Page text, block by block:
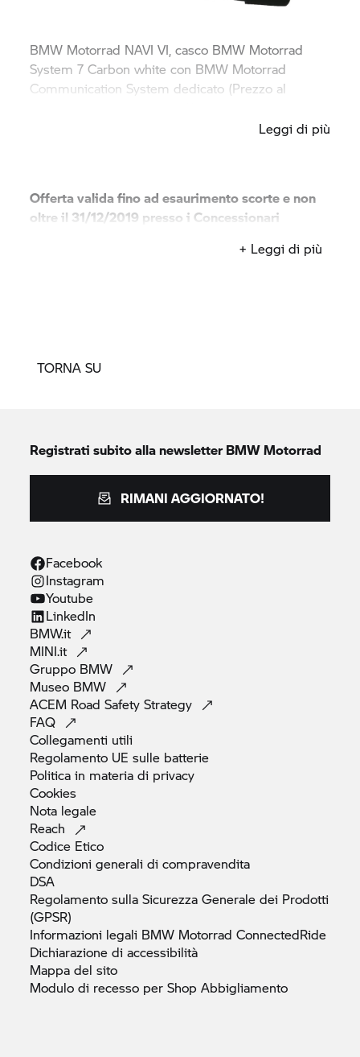
BMW Motorrad NAVI VI, casco BMW Motorrad
System 7 Carbon white con BMW Motorrad
Communication System dedicato (Prezzo al
Leggi di più
Offerta valida fino ad esaurimento scorte e non
oltre il 31/12/2019 presso i Concessionari
+ Leggi di più
TORNA SU
Registrati subito alla newsletterBMW Motorrad
RIMANI AGGIORNATO!
Facebook
Instagram
Youtube
LinkedIn
BMW.it
MINI.it
Gruppo BMW
Museo BMW
ACEM Road SafetyStrategy
FAQ
Collegamenti utili
Regolamento UE sulle batterie
Politica in materia di privacy
Cookies
Nota legale
Reach
Codice Etico
Condizioni generali dicompravendita
DSA
Regolamento sulla Sicurezza Generale dei Prodotti
(GPSR)
Informazioni legali BMW Motorrad ConnectedRide
Dichiarazione diaccessibilità
Mappa delsito
Modulo di recesso per ShopAbbigliamento